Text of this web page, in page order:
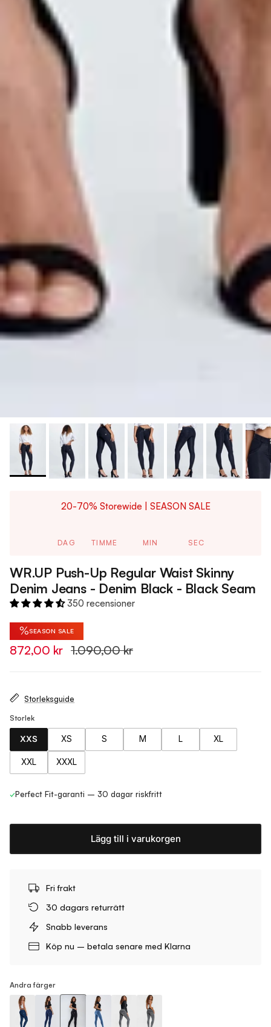
20-70% Storewide | SEASON SALE
DAG TIMME MIN SEC
WR.UP Push-Up Regular Waist Skinny
Denim Jeans - Denim Black - Black Seam
350 recensioner
%SEASON SALE
872,00 kr 1.090,00 kr
Storleksguide
Storlek
XXS XS S M L XL
XXL XXXL
✓Perfect Fit-garanti – 30 dagar riskfritt
Lägg till i varukorgen
Fri frakt
30 dagars returrätt
Snabb leverans
Köp nu – betala senare med Klarna
Andra färger